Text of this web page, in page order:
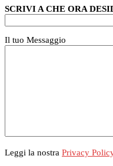
SCRIVI A CHE ORA
Il tuo Messaggio
Leggi la nostra Privacy